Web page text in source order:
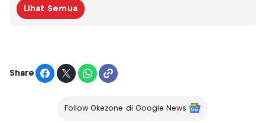
Lihat Semua
Share
Follow Okezone di Google News